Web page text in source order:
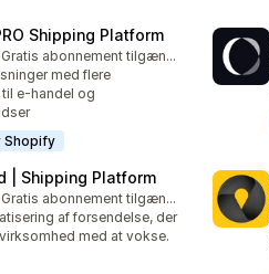
Shipping Platform
i alt
Gratis abonnement tilgængeligt
med flere
e-handel og
Shopify
| Shipping Platform
i alt
Gratis abonnement tilgængeligt
af forsendelse, der
med at vokse.